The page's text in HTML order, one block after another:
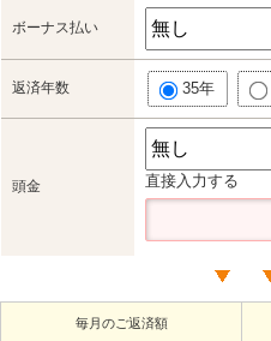
ボーナス払い
返済年数 35年
頭金 直接入力する
毎月のご返済額